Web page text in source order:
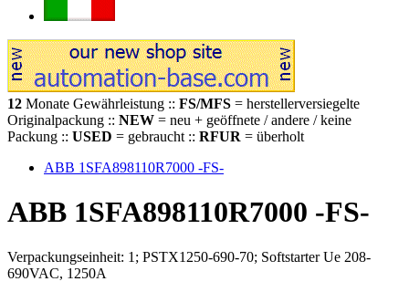
12 Monate Gewährleistung :: FS/MFS = herstellerversiegelte
Originalpackung :: NEW = neu + geöffnete / andere / keine
Packung :: USED = gebraucht :: RFUR = überholt
ABB 1SFA898110R7000 -FS-
ABB 1SFA898110R7000 -FS-
Verpackungseinheit: 1; PSTX1250-690-70; Softstarter Ue 208-
690VAC, 1250A